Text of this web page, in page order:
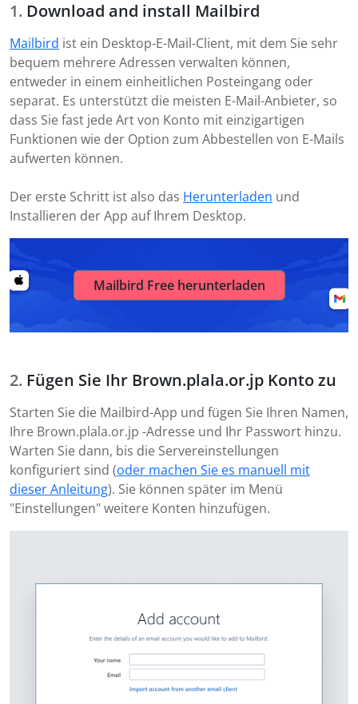
Download and install Mailbird
Mailbird ist ein Desktop-E-Mail-Client, mit dem Sie sehr
bequem mehrere Adressen verwalten können,
entweder in einem einheitlichen Posteingang oder
separat. Es unterstützt die meisten E-Mail-Anbieter, so
dass Sie fast jede Art von Konto mit einzigartigen
Funktionen wie der Option zum Abbestellen von E-Mails
aufwerten können.
Der erste Schritt ist also das Herunterladen und
Installieren der App auf Ihrem Desktop.
Mailbird Free herunterladen
Fügen Sie Ihr Brown.plala.or.jp Konto zu
Starten Sie die Mailbird-App und fügen Sie Ihren Namen,
Ihre Brown.plala.or.jp -Adresse und Ihr Passwort hinzu.
Warten Sie dann, bis die Servereinstellungen
konfiguriert sind (oder machen Sie es manuell mit
dieser Anleitung). Sie können später im Menü
"Einstellungen" weitere Konten hinzufügen.